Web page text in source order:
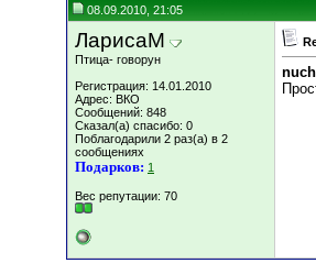
08.09.2010, 21:05
ЛарисаМ
Птица- говорун
Регистрация: 14.01.2010
Адрес: ВКО
Сообщений: 848
Сказал(а) спасибо: 0
Поблагодарили 2 раз(а) в 2
сообщениях
Подарков: 1
Вес репутации: 70